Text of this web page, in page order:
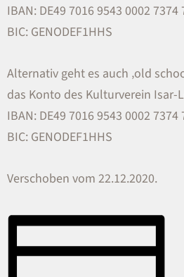
IBAN: DE49 7016 9543 0002 7374
BIC: GENODEF1HHS
Alternativ geht es auch ‚old
das Konto des Kulturverein Isar-
IBAN: DE49 7016 9543 0002 7374
BIC: GENODEF1HHS
Verschoben vom 22.12.2020.